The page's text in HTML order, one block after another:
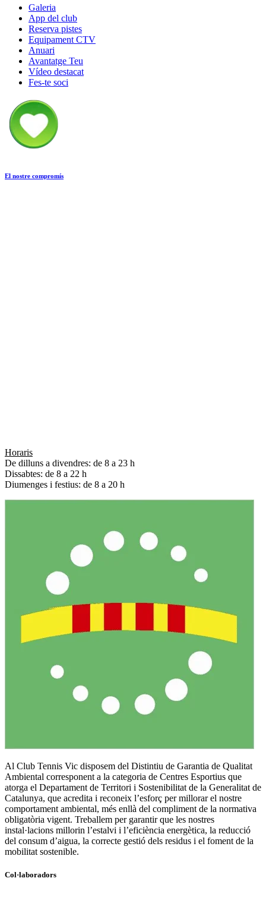
Galeria
App del club
Reserva pistes
Equipament CTV
Anuari
Avantatge Teu
Vídeo destacat
Fes-te soci
El nostre compromís
Horaris
De dilluns a divendres: de 8 a 23 h
Dissabtes: de 8 a 22 h
Diumenges i festius: de 8 a 20 h
Al Club Tennis Vic disposem del Distintiu de Garantia de Qualitat
Ambiental corresponent a la categoria de Centres Esportius que
atorga el Departament de Territori i Sostenibilitat de la Generalitat de
Catalunya, que acredita i reconeix l’esforç per millorar el nostre
comportament ambiental, més enllà del compliment de la normativa
obligatòria vigent. Treballem per garantir que les nostres
instal·lacions millorin l’estalvi i l’eficiència energètica, la reducció
del consum d’aigua, la correcte gestió dels residus i el foment de la
mobilitat sostenible.
Col·laboradors